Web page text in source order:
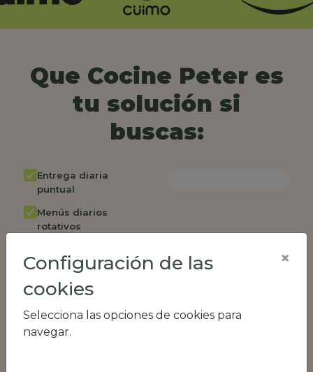
Que Cocine Peter es
tu solución si
buscas:
Entrega diaria
puntual
Menús diarios
rotativos
semanalmente
Factura única
Acceso individual
Configuración de las
cookies
Selecciona las opciones de cookies para
navegar.
×